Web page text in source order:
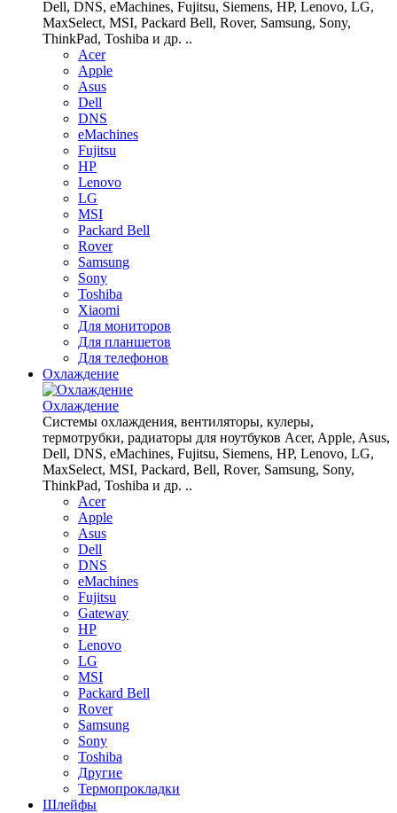
Dell, DNS, eMachines, Fujitsu, Siemens, HP, Lenovo, LG,
MaxSelect, MSI, Packard Bell, Rover, Samsung, Sony,
ThinkPad, Toshiba и др. ..
Acer
Apple
Asus
Dell
DNS
eMachines
Fujitsu
HP
Lenovo
LG
MSI
Packard Bell
Rover
Samsung
Sony
Toshiba
Xiaomi
Для мониторов
Для планшетов
Для телефонов
Охлаждение
Охлаждение
Системы охлаждения, вентиляторы, кулеры,
термотрубки, радиаторы для ноутбуков Acer, Apple, Asus,
Dell, DNS, eMachines, Fujitsu, Siemens, HP, Lenovo, LG,
MaxSelect, MSI, Packard, Bell, Rover, Samsung, Sony,
ThinkPad, Toshiba и др. ..
Acer
Apple
Asus
Dell
DNS
eMachines
Fujitsu
Gateway
HP
Lenovo
LG
MSI
Packard Bell
Rover
Samsung
Sony
Toshiba
Другие
Термопрокладки
Шлейфы